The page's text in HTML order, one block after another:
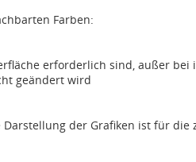
Farben:
erforderlich sind, außer bei
geändert wird
der Grafiken ist für